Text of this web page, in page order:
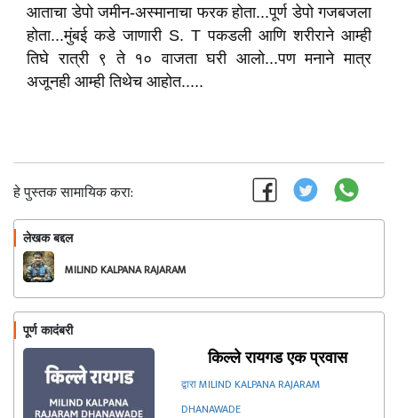
आताचा डेपो जमीन-अस्मानाचा फरक होता...पूर्ण डेपो गजबजला
होता...मुंबई कडे जाणारी S. T पकडली आणि शरीराने आम्ही
तिघे रात्री ९ ते १० वाजता घरी आलो...पण मनाने मात्र
अजूनही आम्ही तिथेच आहोत.....
हे पुस्तक सामायिक करा:
लेखक बद्दल
MILIND KALPANA RAJARAM
DHANAWADE
पूर्ण कादंबरी
किल्ले रायगड एक प्रवास
द्वारा MILIND KALPANA RAJARAM
DHANAWADE